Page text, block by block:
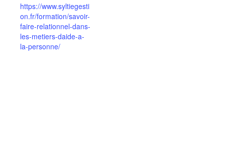
https://www.syltiegesti
on.fr/formation/savoir-
faire-relationnel-dans-
les-metiers-daide-a-
la-personne/